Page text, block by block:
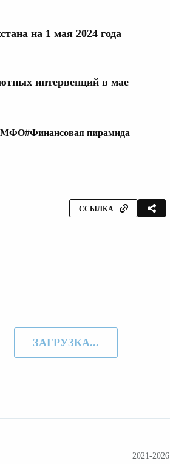
на 1 мая 2024 года
интервенций в мае
#Финансовая пирамида
ССЫЛКА
ЗАГРУЗКА...
2021-2026